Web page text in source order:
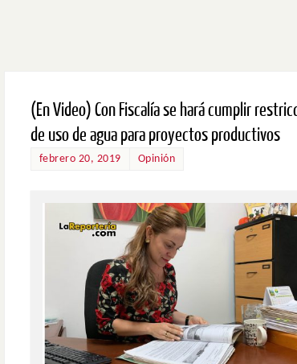
(En Video) Con Fiscalía se hará cumplir
de uso de agua para proyectos productivos
febrero 20, 2019 Opinión